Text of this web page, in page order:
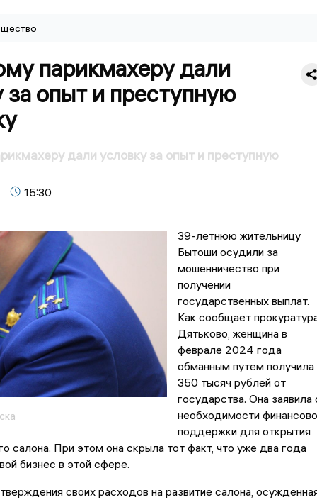
парикмахеру дали
за опыт и преступную
дали условку за опыт и преступную
15:30
39-летнюю жительницу
Бытоши осудили за
мошенничество при
получении
государственных выплат.
Как сообщает
Дятьково, женщина в
феврале 2024 года
обманным путем получила
350 тысяч рублей от
государства. Она заявила
необходимости
поддержки для открытия
салона. При этом она скрыла тот факт, что уже два года
бизнес в этой сфере.
своих расходов на развитие салона,